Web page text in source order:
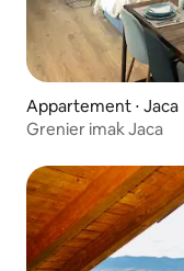
Appartement ⋅ Jaca
Grenier imak Jaca